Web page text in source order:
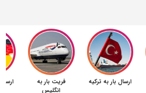
فریت بار به
انگلیس
ارسال بار به ترکیه